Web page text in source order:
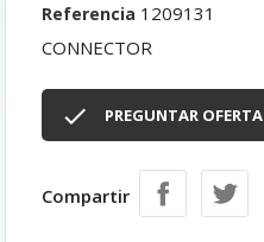
Referencia 1209131
CONNECTOR
 PREGUNTAR OFERTA
Compartir